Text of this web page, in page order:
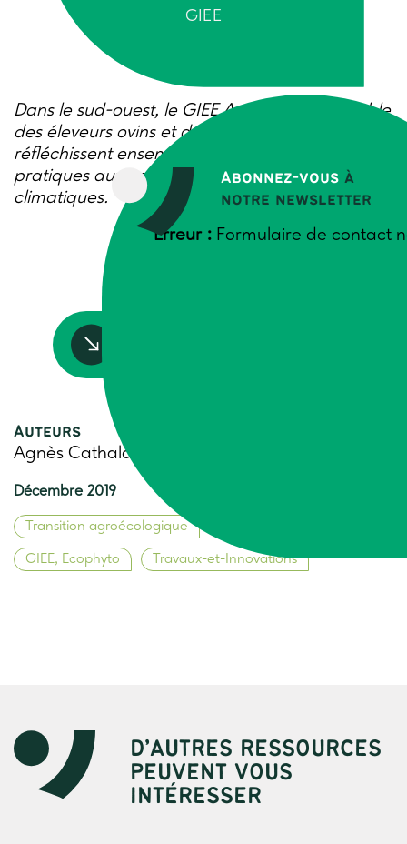
Abonnez-vous à
notre newsletter
Erreur : Formulaire de contact
GIEE
Dans le sud-ouest, le GIEE Agrivaleur rassemble
des éleveurs ovins et des céréaliers qui
réfléchissent ensemble sur l’adaptation de leurs
pratiques aux conséquences des évolutions
climatiques.
Auteurs
Agnès Cathala, Trame
Décembre 2019
Transition agroécologique
GIEE, Ecophyto Travaux-et-Innovations
D’AUTRES RESSOURCES
PEUVENT VOUS
INTÉRESSER